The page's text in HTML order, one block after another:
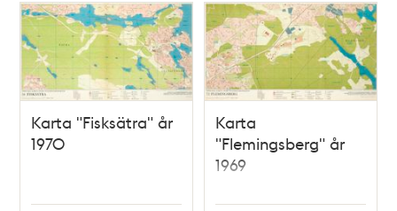
Karta "Fisksätra" år
1970
Karta
"Flemingsberg" år
1969